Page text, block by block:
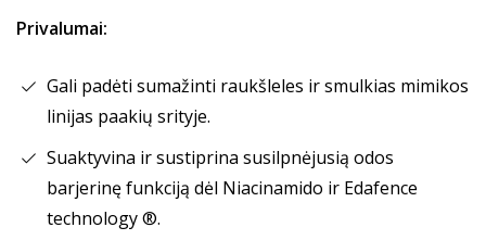
Privalumai:
Gali padėti sumažinti raukšleles ir smulkias mimikos
linijas paakių srityje.
Suaktyvina ir sustiprina susilpnėjusią odos
barjerinę funkciją dėl Niacinamido ir Edafence
technology ®.